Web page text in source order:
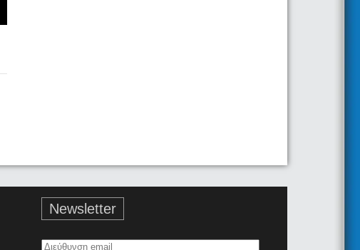
Newsletter
Διεύθυνση